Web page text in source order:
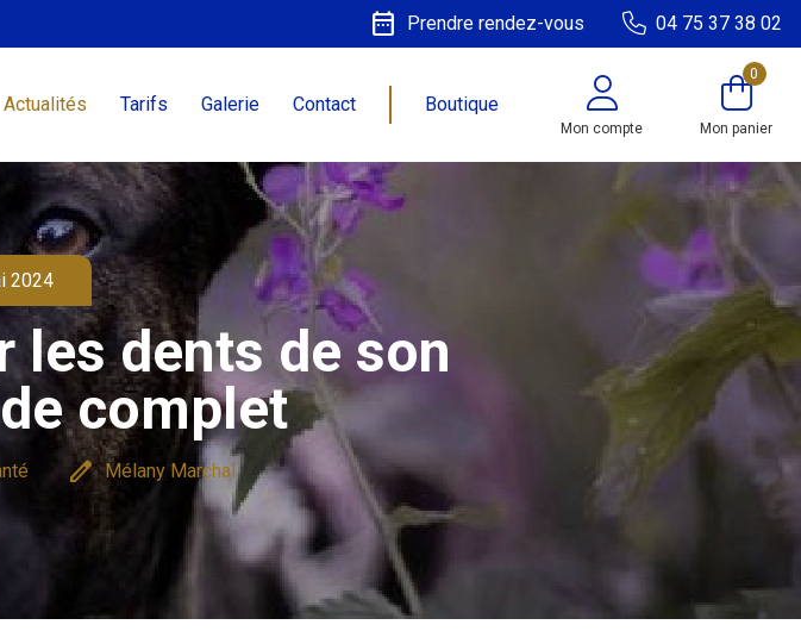
date_range Prendre rendez-vous 04 75 37 38 02
Actualités Tarifs Galerie Contact Boutique
Mon compte
0
Mon panier
2024
les dents de son
complet
edit Mélany Marchal